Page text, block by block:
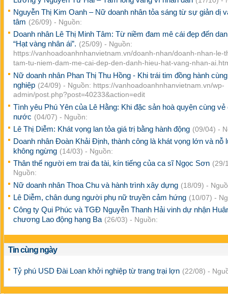
Nguyễn Thị Kim Oanh – Nữ doanh nhân tỏa sáng từ sự giản dị
tâm (26/09) - Nguồn:
Doanh nhân Lê Thị Minh Tâm: Từ niềm đam mê cái đẹp đến
“Hạt vàng nhân ái”. (25/09) - Nguồn:
https://vanhoadoanhnhanvietnam.vn/doanh-nhan/doanh-nhan-le-
tam-tu-niem-dam-me-cai-dep-den-danh-hieu-hat-vang-nhan-
Nữ doanh nhân Phan Thị Thu Hồng - Khi trái tim đồng hành
nghiệp (24/09) - Nguồn: https://vanhoadoanhnhanvietnam.vn/wp-
admin/post.php?post=40233&action=edit
Tình yêu Phú Yên của Lê Hằng: Khi đặc sản hoà quyện cùng vẻ
nước (04/07) - Nguồn:
Lê Thị Diễm: Khát vọng lan tỏa giá trị bằng hành động (09/04) -
Doanh nhân Đoàn Khải Định, thành công là khát vọng lớn và nỗ
không ngừng (14/03) - Nguồn:
Thân thế người em trai đa tài, kín tiếng của ca sĩ Ngọc Sơn (29/
Nguồn:
Nữ doanh nhân Thoa Chu và hành trình xây dựng (18/09) -
Lê Diễm, chân dung người phụ nữ truyền cảm hứng (10/07) -
Công ty Qui Phúc và TGĐ Nguyễn Thanh Hải vinh dự nhận
chương Lao động hạng Ba (26/03) - Nguồn:
Tin cùng ngày
Tỷ phú USD Đài Loan khởi nghiệp từ trang trại lợn (22/08) -